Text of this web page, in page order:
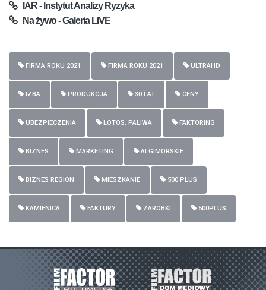
IAR - Instytut Analizy Ryzyka
Na żywo - Galeria LIVE
FIRMA ROKU 2021 FIRMA ROKU 2021 ULTRAHD
IZBA PRODUKCJA 30 LAT CENY
UBEZPIECZENIA LOTOS. PALIWA FAKTORING
BIZNES MARKETING ALGIMORSKIE
BIZNES REGION MIESZKANIE 500 PLUS
KAMIENICA FAKTURY ZAROBKI 500PLUS